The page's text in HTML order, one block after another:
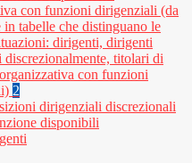
con funzioni dirigenziali (da
in tabelle che distinguano le
dirigenti, dirigenti
titolari di
con funzioni
2
dirigenziali discrezionali
disponibili